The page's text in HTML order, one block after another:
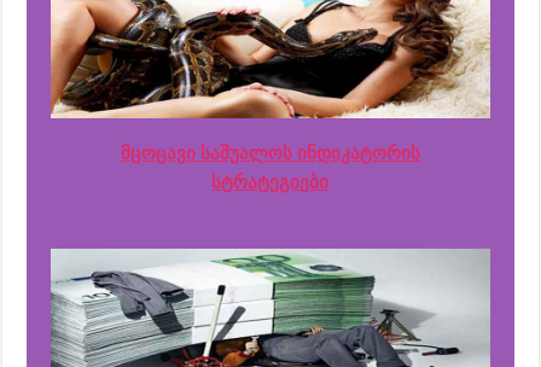
მცოცავი საშუალოს ინდიკატორის
სტრატეგიები